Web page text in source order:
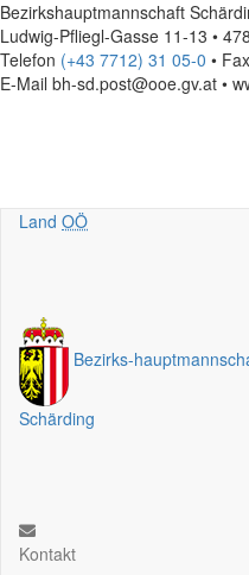
Bezirkshauptmannschaft
Ludwig-Pfliegl-Gasse 11-13 •
Telefon (+43 7712) 31 05-0 •
E-Mail bh-sd.post@ooe.gv.at •
Land OÖ
Bezirks-
Schärding
Kontakt